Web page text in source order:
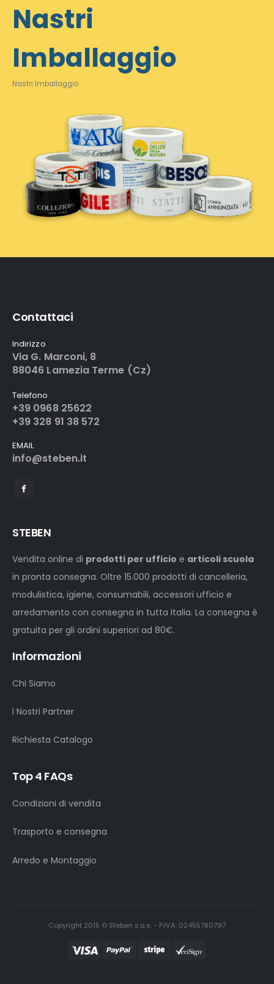
Nastri
Imballaggio
Nastri Imballaggio
Contattaci
Indirizzo
Via G. Marconi, 8
88046 Lamezia Terme (Cz)
Telefono
+39 0968 25622
+39 328 91 38 572
EMAIL
info@steben.it
STEBEN
Vendita online di prodotti per ufficio e articoli scuola
in pronta consegna. Oltre 15.000 prodotti di cancelleria,
modulistica, igiene, consumabili, accessori ufficio e
arredamento con consegna in tutta Italia. La consegna è
gratuita per gli ordini superiori ad 80€.
Informazioni
Chi Siamo
I Nostri Partner
Richiesta Catalogo
Top 4 FAQs
Condizioni di vendita
Trasporto e consegna
Arredo e Montaggio
Copyright 2015 © Steben s.a.s. - P.IVA: 02455780797